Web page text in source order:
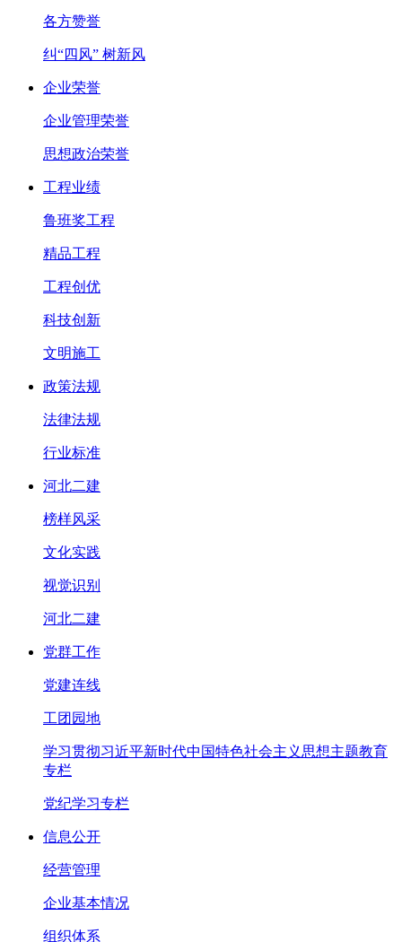
各方赞誉
纠“四风” 树新风
企业荣誉
企业管理荣誉
思想政治荣誉
工程业绩
鲁班奖工程
精品工程
工程创优
科技创新
文明施工
政策法规
法律法规
行业标准
河北二建
榜样风采
文化实践
视觉识别
河北二建
党群工作
党建连线
工团园地
学习贯彻习近平新时代中国特色社会主义思想主题教育
专栏
党纪学习专栏
信息公开
经营管理
企业基本情况
组织体系